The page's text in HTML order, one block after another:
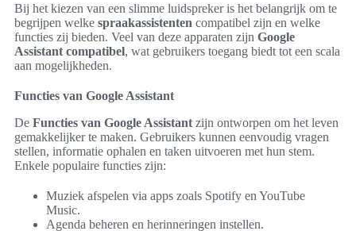
Bij het kiezen van een slimme luidspreker is het belangrijk om te
begrijpen welke spraakassistenten compatibel zijn en welke
functies zij bieden. Veel van deze apparaten zijn Google
Assistant compatibel, wat gebruikers toegang biedt tot een scala
aan mogelijkheden.
Functies van Google Assistant
De Functies van Google Assistant zijn ontworpen om het leven
gemakkelijker te maken. Gebruikers kunnen eenvoudig vragen
stellen, informatie ophalen en taken uitvoeren met hun stem.
Enkele populaire functies zijn:
Muziek afspelen via apps zoals Spotify en YouTube
Music.
Agenda beheren en herinneringen instellen.